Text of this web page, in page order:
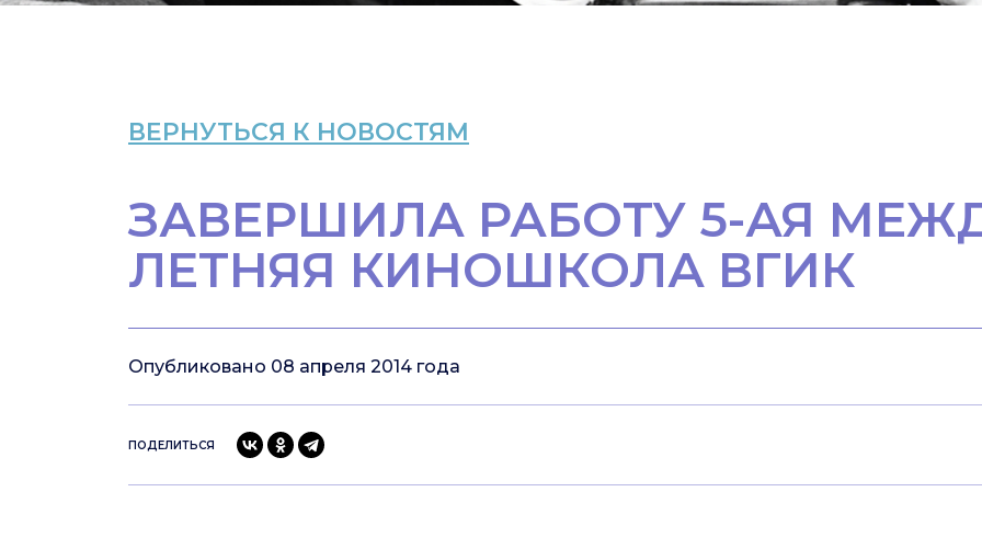
ВЕРНУТЬСЯ К НОВОСТЯМ
ЗАВЕРШИЛА РАБОТУ 5-АЯ
ЛЕТНЯЯ КИНОШКОЛА ВГИК
Опубликовано 08 апреля 2014 года
ПОДЕЛИТЬСЯ